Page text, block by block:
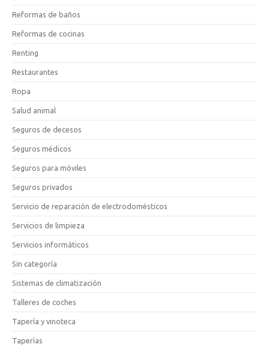
Reformas de baños
Reformas de cocinas
Renting
Restaurantes
Ropa
Salud animal
Seguros de decesos
Seguros médicos
Seguros para móviles
Seguros privados
Servicio de reparación de electrodomésticos
Servicios de limpieza
Servicios informáticos
Sin categoría
Sistemas de climatización
Talleres de coches
Tapería y vinoteca
Taperías